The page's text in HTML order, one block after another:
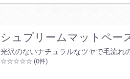
シュプリームマットペー
光沢のないナチュラルなツヤで毛流れ
☆☆☆☆☆ (0件)